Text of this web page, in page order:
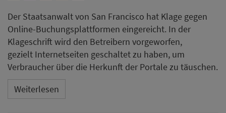
Der Staatsanwalt von San Francisco hat Klage gegen
Online-Buchungsplattformen eingereicht. In der
Klageschrift wird den Betreibern vorgeworfen,
gezielt Internetseiten geschaltet zu haben, um
Verbraucher über die Herkunft der Portale zu täuschen.
Weiterlesen